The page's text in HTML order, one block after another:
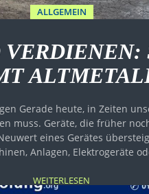
ALLGEMEIN
Gerade heute, in Zeiten
muss. Geräte, die früher
eines Gerätes
Anlagen, Elektrogeräte
WEITERLESEN